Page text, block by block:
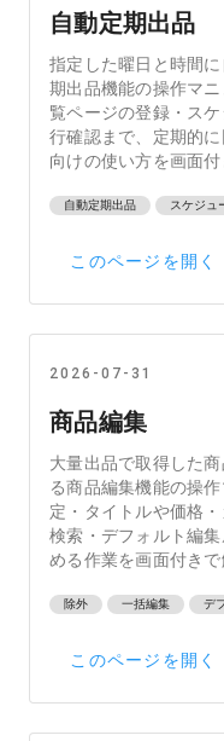
自動定期出品
指定した曜日と時間
期出品機能の操作マ
覧ページの登録・ス
行確認まで、定期的
向けの使い方を画面付
自動定期出品 スケジュ
このページを開く
2026-07-31
商品編集
大量出品で取得した
る商品編集機能の操
定・タイトルや価格
検索・デフォルト編
める作業を画面付きで
除外 一括編集 デ
このページを開く